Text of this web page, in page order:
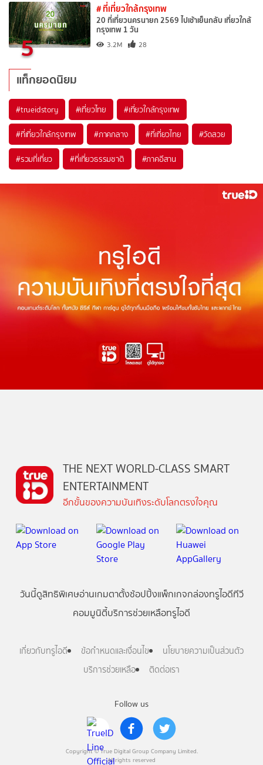
5
# ที่เที่ยวใกล้กรุงเทพ
20 ที่เที่ยวนครนายก 2569 ไปเช้าเย็นกลับ เที่ยวใกล้
กรุงเทพ 1 วัน
3.2M 28
แท็กยอดนิยม
#trueidstory #เที่ยวไทย #เที่ยวใกล้กรุงเทพ
#ที่เที่ยวใกล้กรุงเทพ #ภาคกลาง #ที่เที่ยวไทย #วัดสวย
#รวมที่เที่ยว #ที่เที่ยวธรรมชาติ #ภาคอีสาน
Follow us
Copyright © True Digital Group Company Limited.
All rights reserved
THE NEXT WORLD-CLASS SMART
ENTERTAINMENT
อีกขั้นของความบันเทิงระดับโลกตรงใจคุณ
วันนี้ดูสิทธิพิเศษอ่านเกมตาตั้งช้อปปิ้งแพ็กเกจกล่องทรูไอดีทีวี
คอมมูนิตี้บริการช่วยเหลือทรูไอดี
เกี่ยวกับทรูไอดี ข้อกำหนดและเงื่อนไข
นโยบายความเป็นส่วนตัว
บริการช่วยเหลือ
ติดต่อเรา